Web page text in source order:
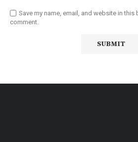
Save my name, email, and website in this
comment.